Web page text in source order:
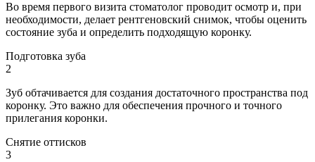
Во время первого визита стоматолог проводит осмотр и, при
необходимости, делает рентгеновский снимок, чтобы оценить
состояние зуба и определить подходящую коронку.
Подготовка зуба
2
Зуб обтачивается для создания достаточного пространства под
коронку. Это важно для обеспечения прочного и точного
прилегания коронки.
Снятие оттисков
3